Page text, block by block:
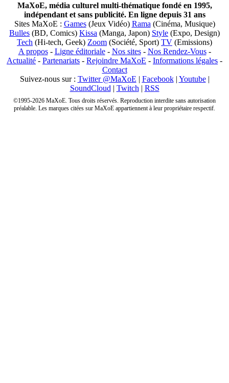
MaXoE, média culturel multi-thématique fondé en 1995,
indépendant et sans publicité. En ligne depuis 31 ans
Sites MaXoE : Games(Jeux Vidéo) Rama (Cinéma, Musique)
Bulles (BD, Comics) Kissa (Manga, Japon) Style (Expo, Design)
Tech (Hi-tech, Geek) Zoom (Société, Sport) TV (Emissions)
A propos- Ligne éditoriale- Nos sites- Nos Rendez-Vous-
Actualité - Partenariats - Rejoindre MaXoE - Informations légales -
Contact
Suivez-nous sur : Twitter @MaXoE | Facebook| Youtube|
SoundCloud | Twitch | RSS
©1995-2026 MaXoE. Tous droits réservés. Reproduction interdite sans autorisation
préalable. Les marques citées sur MaXoE appartiennent à leur propriétaire respectif.